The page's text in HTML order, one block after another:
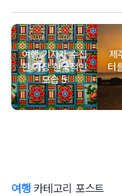
여행 기자가 수집
한 가장 한국적인
모습 5
제
터
여행 카테고리 포스트